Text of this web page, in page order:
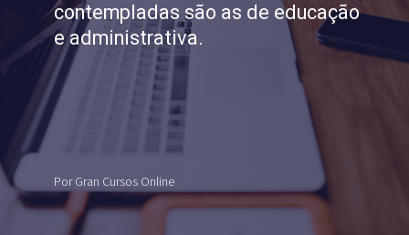
contempladas são as de educação
e administrativa.
Por Gran Cursos Online